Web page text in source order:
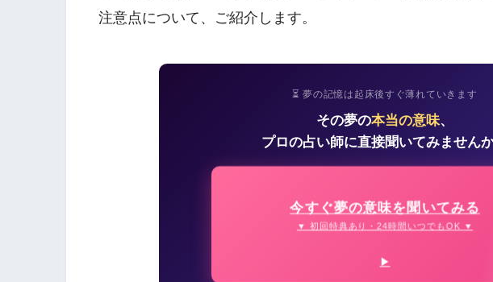
注意点について、ご紹介します。
⏳ 夢の記憶は起床後すぐ薄れていきます
その夢の本当の意味、
プロの占い師に直接聞いてみません
今すぐ夢の意味を聞いてみる
▼ 初回特典あり・24時間いつでもOK ▼